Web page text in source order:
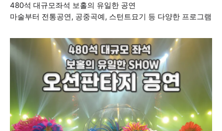
480석 대규모좌석 보홀의 유일한 공연
마술부터 전통공연, 공중곡예, 스턴트묘기 등 다양한 프로그램